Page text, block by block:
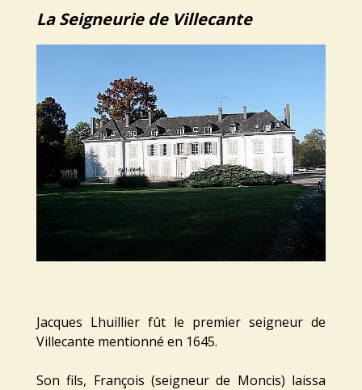
La Seigneurie de Villecante
Jacques Lhuillier fût le premier seigneur de
Villecante mentionné en 1645.
Son fils, François (seigneur de Moncis) laissa